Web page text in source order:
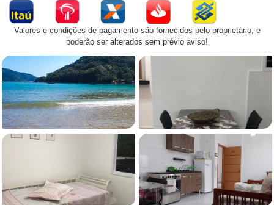
Valores e condições de pagamento são fornecidos pelo proprietário, e
poderão ser alterados sem prévio aviso!